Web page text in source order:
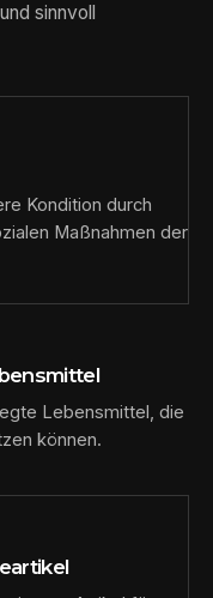
sinnvoll
Kondition durch
Maßnahmen der
Lebensmittel, die
können.